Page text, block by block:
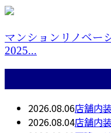
マンションリノベー
2025...
2026.08.06店舗内
2026.08.04店舗内